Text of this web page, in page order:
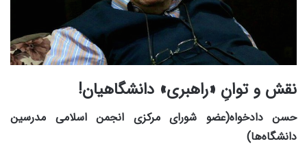
نقش و توانِ «راهبری» دانشگاهیان!
حسن دادخواه(عضو شورای مرکزی انجمن اسلامی مدرسین
دانشگاه‌ها)